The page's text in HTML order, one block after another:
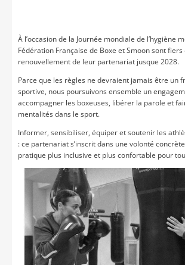
À l’occasion de la Journée mondiale de l’hygiène
Fédération Française de Boxe et Smoon sont fiers
renouvellement de leur partenariat jusque 2028.
Parce que les règles ne devraient jamais être un
sportive, nous poursuivons ensemble un
accompagner les boxeuses, libérer la parole et
mentalités dans le sport.
Informer, sensibiliser, équiper et soutenir les
: ce partenariat s’inscrit dans une volonté
pratique plus inclusive et plus confortable pour